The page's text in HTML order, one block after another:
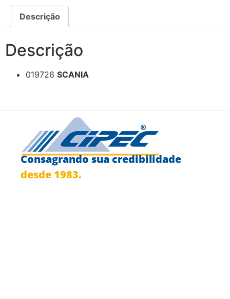
Descrição
Descrição
019726 SCANIA
Consagrando sua credibilidade
desde 1983.